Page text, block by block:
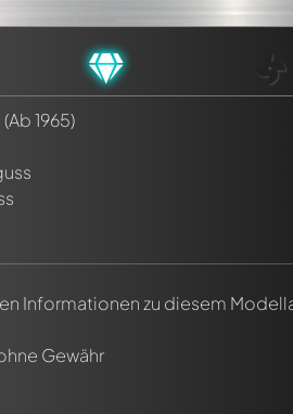
(Ab 1965)
Informationen zu diesem
Gewähr